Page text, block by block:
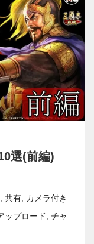
選(前編)
共有 カメラ付き
ップロード
チャ